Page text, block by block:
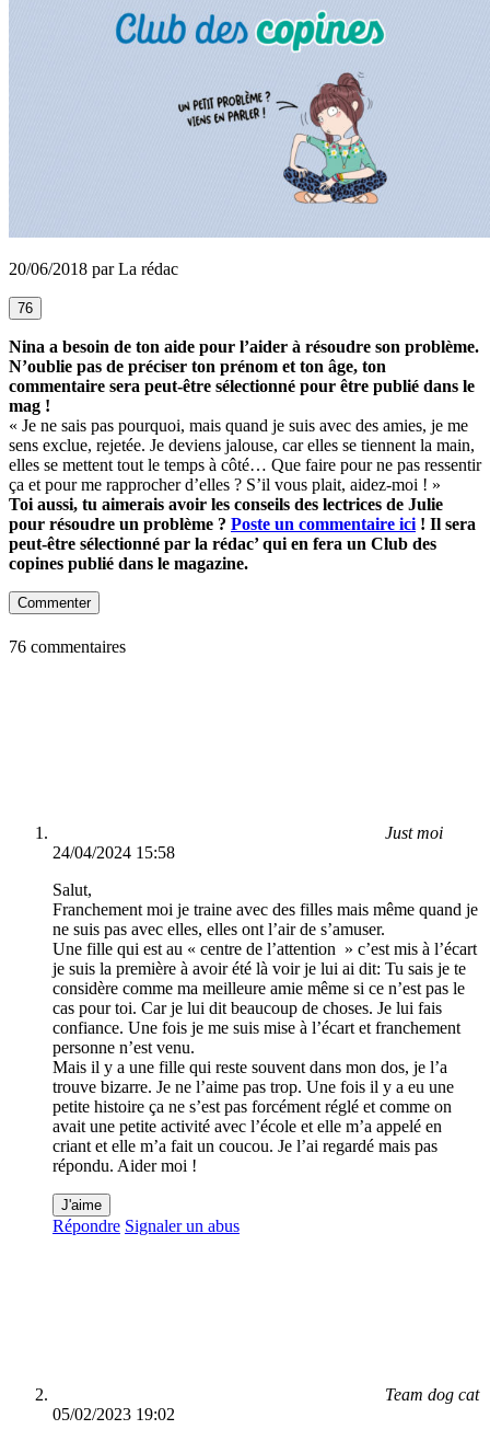
20/06/2018 par La rédac
76
Nina a besoin de ton aide pour l’aider à résoudre son problème.
N’oublie pas de préciser ton prénom et ton âge, ton
commentaire sera peut-être sélectionné pour être publié dans le
mag !
« Je ne sais pas pourquoi, mais quand je suis avec des amies, je me
sens exclue, rejetée. Je deviens jalouse, car elles se tiennent la main,
elles se mettent tout le temps à côté… Que faire pour ne pas ressentir
ça et pour me rapprocher d’elles ? S’il vous plait, aidez-moi ! »
Toi aussi, tu aimerais avoir les conseils des lectrices de Julie
pour résoudre un problème ? Poste un commentaire ici ! Il sera
peut-être sélectionné par la rédac’ qui en fera un Club des
copines publié dans le magazine.
Commenter
76 commentaires
Just moi
24/04/2024 15:58
Salut,
Franchement moi je traine avec des filles mais même quand je
ne suis pas avec elles, elles ont l’air de s’amuser.
Une fille qui est au « centre de l’attention » c’est mis à l’écart
je suis la première à avoir été là voir je lui ai dit: Tu sais je te
considère comme ma meilleure amie même si ce n’est pas le
cas pour toi. Car je lui dit beaucoup de choses. Je lui fais
confiance. Une fois je me suis mise à l’écart et franchement
personne n’est venu.
Mais il y a une fille qui reste souvent dans mon dos, je l’a
trouve bizarre. Je ne l’aime pas trop. Une fois il y a eu une
petite histoire ça ne s’est pas forcément réglé et comme on
avait une petite activité avec l’école et elle m’a appelé en
criant et elle m’a fait un coucou. Je l’ai regardé mais pas
répondu. Aider moi !
J'aime
Répondre Signaler un abus
Team dog cat
05/02/2023 19:02